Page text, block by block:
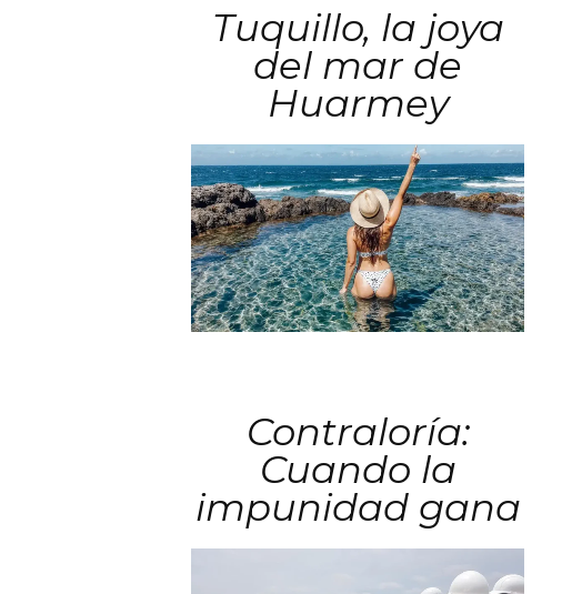
Tuquillo, la joya
del mar de
Huarmey
Contraloría:
Cuando la
impunidad gana